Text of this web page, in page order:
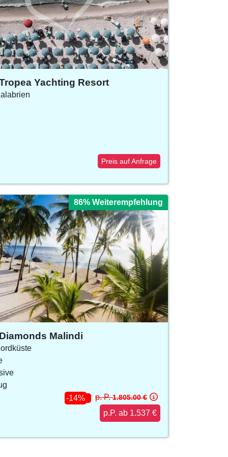
Yachting Resort
Preis auf Anfrage
86% Weiterempfehlung
Malindi
-14%
p. P.1.805.00 €
p.P. ab 1.537 €